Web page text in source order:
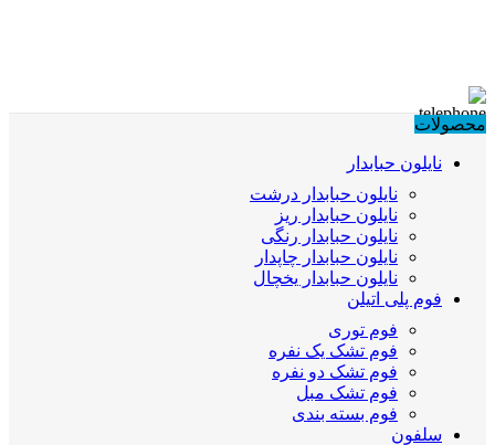
محصولات
نایلون حبابدار
نایلون حبابدار درشت
نایلون حبابدار ریز
نایلون حبابدار رنگی
نایلون حبابدار چاپدار
نایلون حبابدار یخچال
فوم پلی اتیلن
فوم توری
فوم تشک یک نفره
فوم تشک دو نفره
فوم تشک مبل
فوم بسته بندی
سلفون